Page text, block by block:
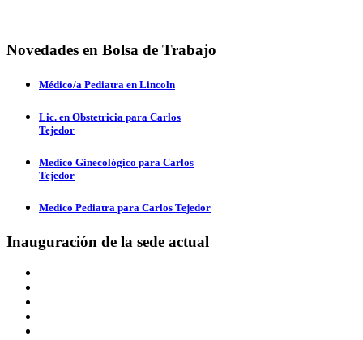
Novedades en Bolsa de Trabajo
Médico/a Pediatra en Lincoln
Lic. en Obstetricia para Carlos
Tejedor
Medico Ginecológico para Carlos
Tejedor
Medico Pediatra para Carlos Tejedor
Inauguración de la sede actual